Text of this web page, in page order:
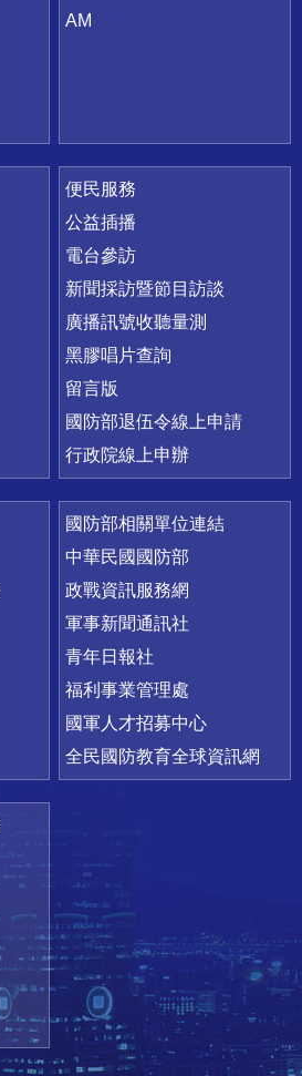
AM
便民服務
公益插播
電台參訪
新聞採訪暨節目訪談
廣播訊號收聽量測
黑膠唱片查詢
留言版
國防部退伍令線上申請
行政院線上申辦
國防部相關單位連結
中華民國國防部
政戰資訊服務網
軍事新聞通訊社
青年日報社
福利事業管理處
國軍人才招募中心
全民國防教育全球資訊網